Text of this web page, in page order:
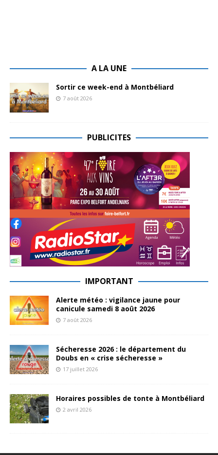
A LA UNE
Sortir ce week-end à Montbéliard
7 août 2026
PUBLICITES
IMPORTANT
Alerte météo : vigilance jaune pour
canicule samedi 8 août 2026
7 août 2026
Sécheresse 2026 : le département du
Doubs en « crise sécheresse »
17 juillet 2026
Horaires possibles de tonte à Montbéliard
2 avril 2026